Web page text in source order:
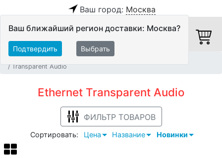
Ваш город: Москва
Ваш ближайший регион доставки: Москва?
Подтвердить Выбрать
Transparent Audio
Ethernet Transparent Audio
ФИЛЬТР ТОВАРОВ
Сортировать: Цена Название Новинки